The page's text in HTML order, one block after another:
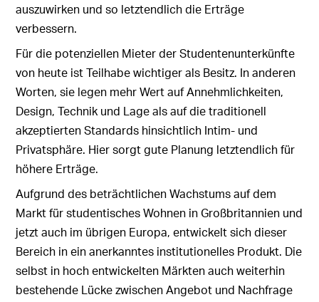
auszuwirken und so letztendlich die Erträge
verbessern.
Für die potenziellen Mieter der Studentenunterkünfte
von heute ist Teilhabe wichtiger als Besitz. In anderen
Worten, sie legen mehr Wert auf Annehmlichkeiten,
Design, Technik und Lage als auf die traditionell
akzeptierten Standards hinsichtlich Intim- und
Privatsphäre. Hier sorgt gute Planung letztendlich für
höhere Erträge.
Aufgrund des beträchtlichen Wachstums auf dem
Markt für studentisches Wohnen in Großbritannien und
jetzt auch im übrigen Europa, entwickelt sich dieser
Bereich in ein anerkanntes institutionelles Produkt. Die
selbst in hoch entwickelten Märkten auch weiterhin
bestehende Lücke zwischen Angebot und Nachfrage